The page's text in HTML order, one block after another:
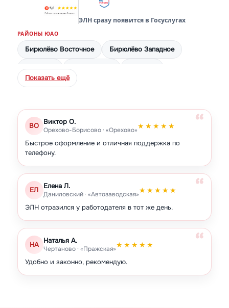
ЭЛН сразу появится в Госуслугах
РАЙОНЫ ЮАО
Бирюлёво Восточное Бирюлёво Западное
Братеево Даниловский
Москворечье-Сабурово
Орехово-Борисово Южное Царицыно
Чертаново Северное Чертаново Центральное
Чертаново Южное
Показать ещё
ВО Виктор О.
Орехово-Борисово · «Орехово»★★★★★
Быстрое оформление и отличная поддержка по
телефону.
ЕЛ Елена Л.
Даниловский · «Автозаводская»★★★★★
ЭЛН отразился у работодателя в тот же день.
НА Наталья А.
Чертаново · «Пражская»★★★★★
Удобно и законно, рекомендую.